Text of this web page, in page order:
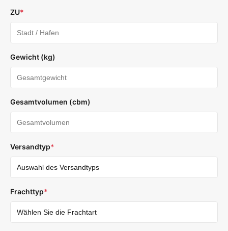
ZU*
Gewicht (kg)
Gesamtvolumen (cbm)
Versandtyp*
Frachttyp*